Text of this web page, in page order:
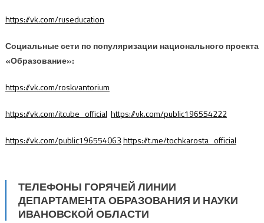
https://vk.com/ruseducation
Социальные сети по популяризации национального проекта
«Образование»:
https://vk.com/roskvantorium
https://vk.com/itcube_official https://vk.com/public196554222
https://vk.com/public196554063https://t.me/tochkarosta_official
ТЕЛЕФОНЫ ГОРЯЧЕЙ ЛИНИИ
ДЕПАРТАМЕНТА ОБРАЗОВАНИЯ И НАУКИ
ИВАНОВСКОЙ ОБЛАСТИ